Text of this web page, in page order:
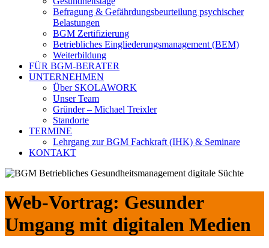
Befragung & Gefährdungsbeurteilung psychischer
Belastungen
BGM Zertifizierung
Betriebliches Eingliederungsmanagement (BEM)
Weiterbildung
FÜR BGM-BERATER
UNTERNEHMEN
Über SKOLAWORK
Unser Team
Gründer – Michael Treixler
Standorte
TERMINE
Lehrgang zur BGM Fachkraft (IHK) & Seminare
KONTAKT
Web-Vortrag: Gesunder
Umgang mit digitalen Medien